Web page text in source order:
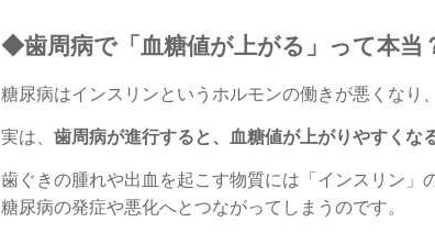
◆歯周病で「血糖値が上がる」って本当
糖尿病はインスリンという ホルモンの働きが悪くなり、
実は、 歯周病が進行すると、 血糖値が上がりやすくな
歯ぐきの腫れや出血を起こす物質には「インスリン」
糖尿病の発症や悪化へとつながってしまうのです。